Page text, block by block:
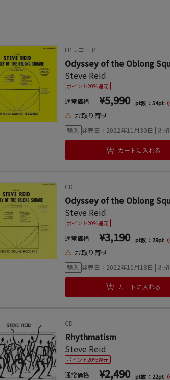
LPレコード
Odyssey of the Oblong
Steve Reid
ポイント20%還元
通常価格 ¥5,990 pt数 ：54pt
△ お取り寄せ
輸入 発売日：2022年11月30日 | 規
カートに入れる
CD
Odyssey of the Oblong
Steve Reid
ポイント20%還元
通常価格 ¥3,190 pt数 ：29pt
△ お取り寄せ
輸入 発売日：2022年10月18日 | 規
カートに入れる
CD
Rhythmatism
Steve Reid
ポイント20%還元
通常価格 ¥2,490 pt数 ：22pt